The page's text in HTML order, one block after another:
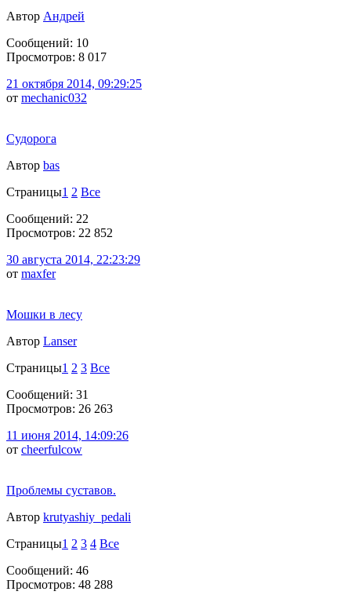
Автор Андрей
Сообщений: 10
Просмотров: 8 017
21 октября 2014, 09:29:25
от mechanic032
Судорога
Автор bas
Страницы1 2 Все
Сообщений: 22
Просмотров: 22 852
30 августа 2014, 22:23:29
от maxfer
Мошки в лесу
Автор Lanser
Страницы1 2 3 Все
Сообщений: 31
Просмотров: 26 263
11 июня 2014, 14:09:26
от cheerfulcow
Проблемы суставов.
Автор krutyashiy_pedali
Страницы1 2 3 4 Все
Сообщений: 46
Просмотров: 48 288